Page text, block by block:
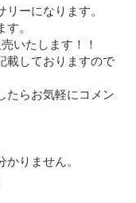
ーになります。
。
いたします！！
載しておりますので
たらお気軽にコメン
りません。